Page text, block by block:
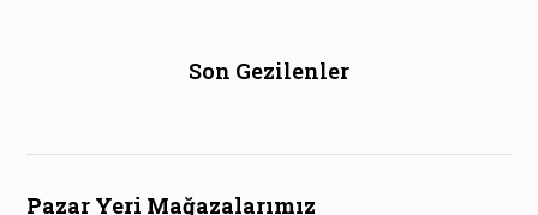
Son Gezilenler
Pazar Yeri Mağazalarımız